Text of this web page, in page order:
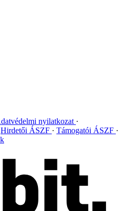
nyilatkozat
Hirdetői ÁSZF
Támogatói ÁSZF